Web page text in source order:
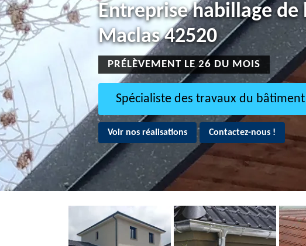
Entreprise habillage de
Maclas 42520
PRÉLÈVEMENT LE 26 DU MOIS
Spécialiste des travaux du bâtiment
Voir nos réalisations Contactez-nous !